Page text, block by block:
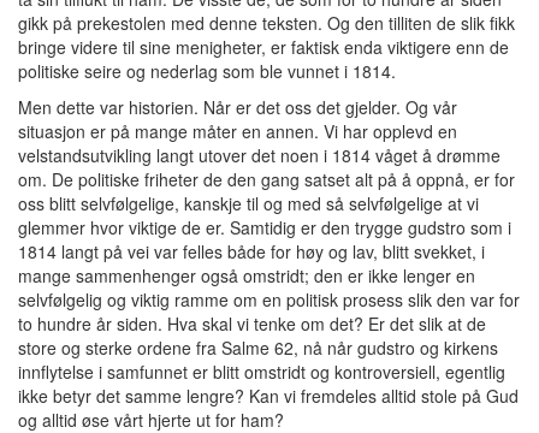
gikk på prekestolen med denne teksten. Og den tilliten de slik fikk
bringe videre til sine menigheter, er faktisk enda viktigere enn de
politiske seire og nederlag som ble vunnet i 1814.
Men dette var historien. Når er det oss det gjelder. Og vår
situasjon er på mange måter en annen. Vi har opplevd en
velstandsutvikling langt utover det noen i 1814 våget å drømme
om. De politiske friheter de den gang satset alt på å oppnå, er for
oss blitt selvfølgelige, kanskje til og med så selvfølgelige at vi
glemmer hvor viktige de er. Samtidig er den trygge gudstro som i
1814 langt på vei var felles både for høy og lav, blitt svekket, i
mange sammenhenger også omstridt; den er ikke lenger en
selvfølgelig og viktig ramme om en politisk prosess slik den var for
to hundre år siden. Hva skal vi tenke om det? Er det slik at de
store og sterke ordene fra Salme 62, nå når gudstro og kirkens
innflytelse i samfunnet er blitt omstridt og kontroversiell, egentlig
ikke betyr det samme lengre? Kan vi fremdeles alltid stole på Gud
og alltid øse vårt hjerte ut for ham?